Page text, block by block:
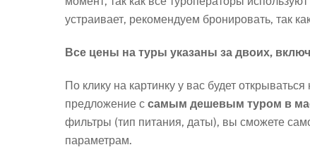
устраивает, рекомендуем бронировать, так
Все цены на туры указаны за двоих,
По клику на картинку у вас будет
предложение с самым дешевым туром в
фильтры (тип питания, даты), вы сможете
параметрам.